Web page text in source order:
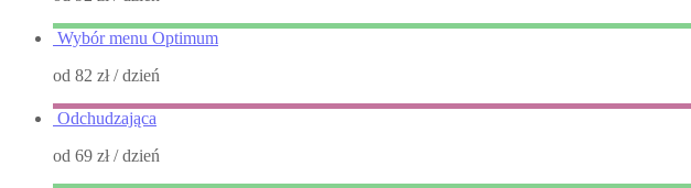
Wybór menu Optimum
od 82 zł/ dzień
Odchudzająca
od 69 zł/ dzień